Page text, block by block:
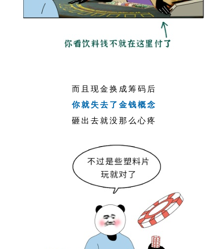
而且现金换成筹码后
你就失去了金钱概念
砸出去就没那么心疼